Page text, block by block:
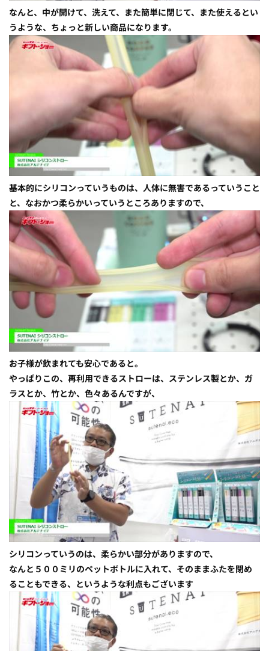
なんと、中が開けて、洗えて、また簡単に閉じて、また使えるとい
うような、ちょっと新しい商品になります。
基本的にシリコンっていうものは、人体に無害であるっていうこと
と、なおかつ柔らかいっていうところありますので、
お子様が飲まれても安心であると。
やっぱりこの、再利用できるストローは、ステンレス製とか、ガ
ラスとか、竹とか、色々あるんですが、
シリコンっていうのは、柔らかい部分がありますので、
なんと５００ミリのペットボトルに入れて、そのままふたを閉め
ることもできる、というような利点もございます